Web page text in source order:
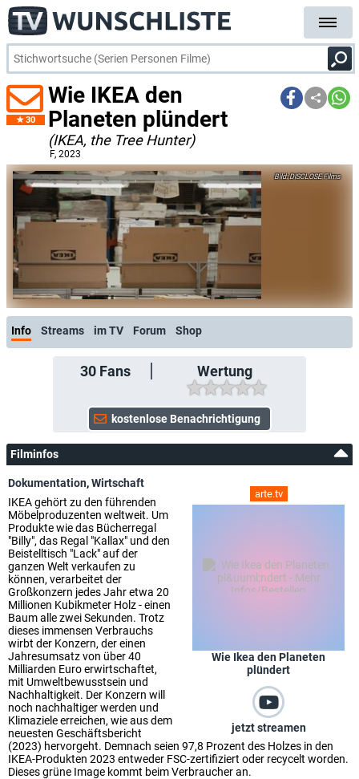
30
Wie IKEA den
Planeten plündert
(IKEA, the Tree Hunter)
F, 2023
DISCLOSE Films
Info Streams im TV Forum Shop
30Fans Wertung
Filminfos
arte.tv
Wie Ikea den Planeten
plündert
jetzt streamen
Dokumentation,Wirtschaft
IKEA gehört zu den führenden
Möbelproduzenten weltweit. Um
Produkte wie das Bücherregal
"Billy", das Regal "Kallax" und den
Beistelltisch "Lack" auf der
ganzen Welt verkaufen zu
können, verarbeitet der
Großkonzern jedes Jahr etwa 20
Millionen Kubikmeter Holz - einen
Baum alle zwei Sekunden. Trotz
dieses immensen Verbrauchs
wirbt der Konzern, der einen
Jahresumsatz von über 40
Milliarden Euro erwirtschaftet,
mit Umweltbewusstsein und
Nachhaltigkeit. Der Konzern will
noch nachhaltiger werden und
Klimaziele erreichen, wie aus dem
neuesten Geschäftsbericht
(2023) hervorgeht. Demnach seien 97,8 Prozent des Holzes in den
IKEA-Produkten 2023 entweder FSC-zertifiziert oder recycelt worden.
Dieses grüne Image kommt beim Verbraucher an.